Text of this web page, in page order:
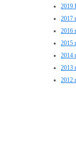
2019
2017
2016
2015
2014
2013
2012